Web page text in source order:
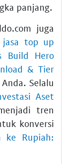
panjang.
juga
jasa top up
Build Hero
& Tier
Selalu
Aset
tren
konversi
ke Rupiah: